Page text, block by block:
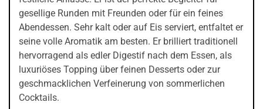
gesellige Runden mit Freunden oder für ein feines
Abendessen. Sehr kalt oder auf Eis serviert, entfaltet er
seine volle Aromatik am besten. Er brilliert traditionell
hervorragend als edler Digestif nach dem Essen, als
luxuriöses Topping über feinen Desserts oder zur
geschmacklichen Verfeinerung von sommerlichen
Cocktails.